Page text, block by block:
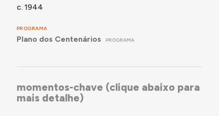
c. 1944
PROGRAMA
Plano dos Centenários PROGRAMA
momentos-chave (clique abaixo para
mais detalhe)